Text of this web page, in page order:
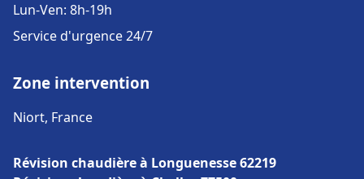
Lun-Ven: 8h-19h
Service d'urgence 24/7
Zone intervention
Niort, France
Révision chaudière à Longuenesse 62219